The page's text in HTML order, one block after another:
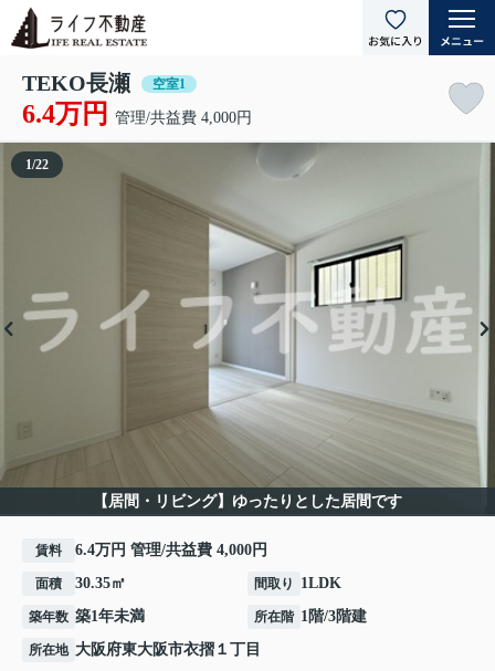
TEKO長瀬 空室1
6.4万円 管理/共益費 4,000円
【居間・リビング】ゆったりとした居間です
1/22
賃料 6.4万円 管理/共益費 4,000円
面積 30.35㎡ 間取り 1LDK
築年数 築1年未満 所在階 1階/3階建
所在地 大阪府東大阪市衣摺 １丁目